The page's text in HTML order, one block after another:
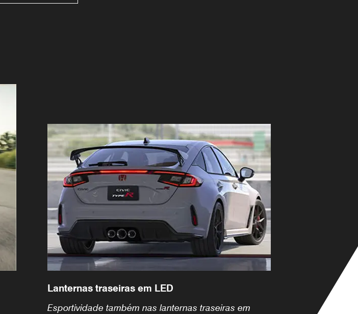
Lanternas traseiras em LED
Esportividade também nas lanternas traseiras em